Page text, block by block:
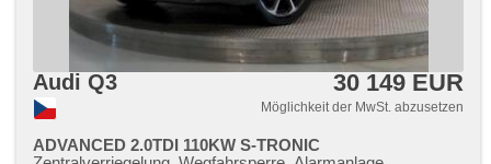
Audi Q3 30 149 EUR
Möglichkeit der MwSt. abzusetzen
ADVANCED 2.0TDI 110KW S-TRONIC